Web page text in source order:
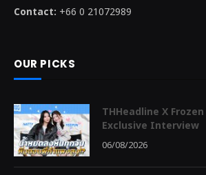
Contact: +66 0 21072989
OUR PICKS
THHeadline X
Exclusive Interview
06/08/2026